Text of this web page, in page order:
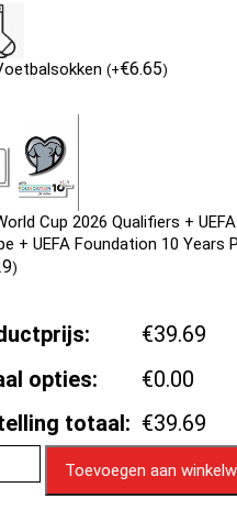
(+€6.65)
Cup 2026 Qualifiers +
+ UEFA Foundation 10 Years
)
€39.69
opties:
€0.00
totaal: €39.69
Toevoegen aan